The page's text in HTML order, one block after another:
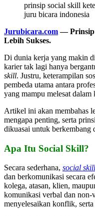
prinsip social skill
juru bicara indonesia
Jurubicara.com— Prinsip
Lebih Sukses.
Di dunia kerja yang makin
karier tak lagi hanya
skill. Justru, keterampilan
pembeda utama antara
yang mampu melesat dalam
Artikel ini akan membahas
mengapa penting, serta
dikuasai untuk berkembang
Apa Itu Social Skill?
Secara sederhana, social skill
dan berkomunikasi secara
kolega, atasan, klien,
komunikasi verbal dan non-
menyelesaikan konflik,